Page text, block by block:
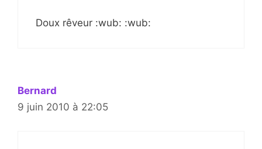
Doux rêveur :wub: :wub:
Bernard
9 juin 2010 à 22:05